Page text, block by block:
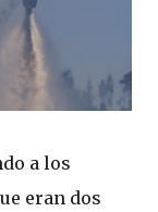
a los
eran dos